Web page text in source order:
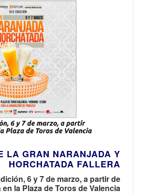
LA GRAN NARANJADA Y
HORCHATADA FALLERA
6 y 7 de marzo, a partir de
en la Plaza de Toros de Valencia